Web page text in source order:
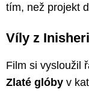
tím, než projekt
Víly z
Film si vysloužil
Zlaté glóby v